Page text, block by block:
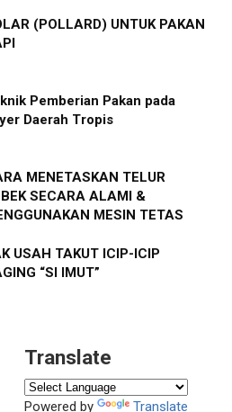
(POLLARD) UNTUK PAKAN
Pemberian Pakan pada
Daerah Tropis
MENETASKAN TELUR
SECARA ALAMI &
MESIN TETAS
USAH TAKUT ICIP-ICIP
“SI IMUT”
Translate
Powered by Translate